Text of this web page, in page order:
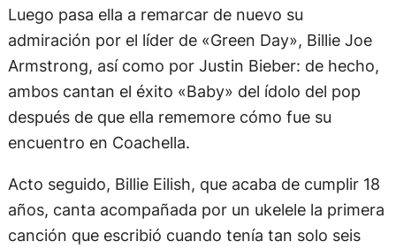
Luego pasa ella a remarcar de nuevo su
admiración por el líder de «Green Day», Billie Joe
Armstrong, así como por Justin Bieber: de hecho,
ambos cantan el éxito «Baby» del ídolo del pop
después de que ella rememore cómo fue su
encuentro en Coachella.
Acto seguido, Billie Eilish, que acaba de cumplir 18
años, canta acompañada por un ukelele la primera
canción que escribió cuando tenía tan solo seis